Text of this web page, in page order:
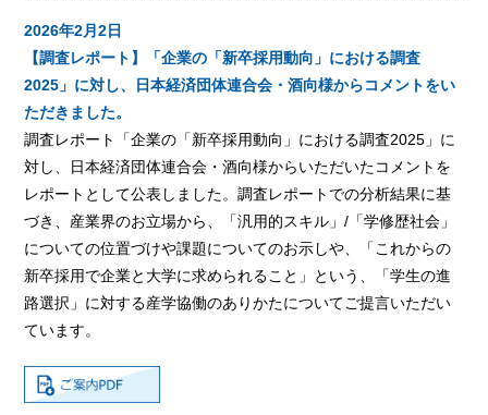
2026年2月2日
【調査レポート】「企業の「新卒採用動向」における調査
2025」に対し、日本経済団体連合会・酒向様からコメントをい
ただきました。
調査レポート「企業の「新卒採用動向」における調査2025」に
対し、日本経済団体連合会・酒向様からいただいたコメントを
レポートとして公表しました。調査レポートでの分析結果に基
づき、産業界のお立場から、「汎用的スキル」/「学修歴社会」
についての位置づけや課題についてのお示しや、「これからの
新卒採用で企業と大学に求められること」という、「学生の進
路選択」に対する産学協働のありかたについてご提言いただい
ています。